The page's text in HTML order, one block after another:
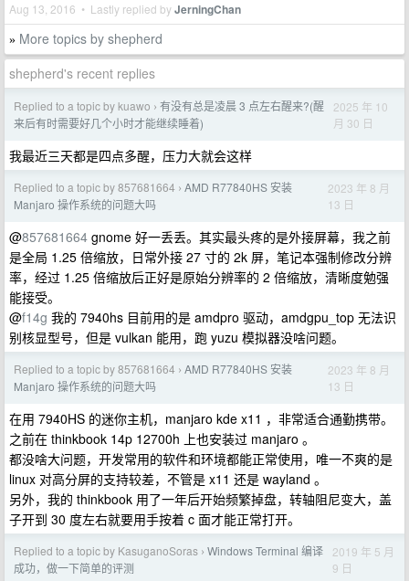
Aug 13, 2016 • Lastly replied byJerningChan
» More topics by shepherd
shepherd's recent replies
Replied to a topic by kuawo › 有没有总是凌晨 3 点左右醒来?(醒
来后有时需要好几个小时才能继续睡着)
2025 年 10
月 30 日
我最近三天都是四点多醒，压力大就会这样
Replied to a topic by 857681664 › AMD R77840HS 安装
Manjaro 操作系统的问题大吗
2023 年 8 月
13 日
@857681664 gnome 好一丢丢。其实最头疼的是外接屏幕，我之前
是全局 1.25 倍缩放，日常外接 27 寸的 2k 屏，笔记本强制修改分辨
率，经过 1.25 倍缩放后正好是原始分辨率的 2 倍缩放，清晰度勉强
能接受。
@f14g 我的 7940hs 目前用的是 amdpro 驱动，amdgpu_top 无法识
别核显型号，但是 vulkan 能用，跑 yuzu 模拟器没啥问题。
Replied to a topic by 857681664 › AMD R77840HS 安装
Manjaro 操作系统的问题大吗
2023 年 8 月
13 日
在用 7940HS 的迷你主机，manjaro kde x11 ，非常适合通勤携带。
之前在 thinkbook 14p 12700h 上也安装过 manjaro 。
都没啥大问题，开发常用的软件和环境都能正常使用，唯一不爽的是
linux 对高分屏的支持较差，不管是 x11 还是 wayland 。
另外，我的 thinkbook 用了一年后开始频繁掉盘，转轴阻尼变大，盖
子开到 30 度左右就要用手按着 c 面才能正常打开。
Replied to a topic by KasuganoSoras › Windows Terminal 编译
成功，做一下简单的评测
2019 年 5 月
9 日